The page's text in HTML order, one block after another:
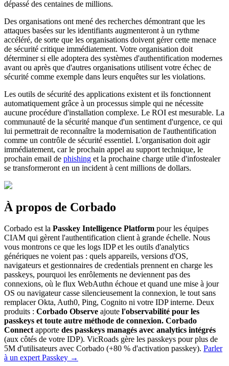
dépassé des centaines de millions.
Des organisations ont mené des recherches démontrant que les
attaques basées sur les identifiants augmenteront à un rythme
accéléré, de sorte que les organisations doivent gérer cette menace
de sécurité critique immédiatement. Votre organisation doit
déterminer si elle adoptera des systèmes d'authentification modernes
avant ou après que d'autres organisations utilisent votre échec de
sécurité comme exemple dans leurs enquêtes sur les violations.
Les outils de sécurité des applications existent et ils fonctionnent
automatiquement grâce à un processus simple qui ne nécessite
aucune procédure d'installation complexe. Le ROI est mesurable. La
communauté de la sécurité manque d'un sentiment d'urgence, ce qui
lui permettrait de reconnaître la modernisation de l'authentification
comme un contrôle de sécurité essentiel. L'organisation doit agir
immédiatement, car le prochain appel au support technique, le
prochain email de phishing et la prochaine charge utile d'infostealer
se transformeront en un incident à cent millions de dollars.
À propos de Corbado
Corbado est la Passkey Intelligence Platform pour les équipes
CIAM qui gèrent l'authentification client à grande échelle. Nous
vous montrons ce que les logs IDP et les outils d'analytics
génériques ne voient pas : quels appareils, versions d'OS,
navigateurs et gestionnaires de credentials prennent en charge les
passkeys, pourquoi les enrôlements ne deviennent pas des
connexions, où le flux WebAuthn échoue et quand une mise à jour
OS ou navigateur casse silencieusement la connexion, le tout sans
remplacer Okta, Auth0, Ping, Cognito ni votre IDP interne. Deux
produits : Corbado Observe ajoute l'observabilité pour les
passkeys et toute autre méthode de connexion. Corbado
Connectapporte des passkeys managés avec analytics intégrés
(aux côtés de votre IDP). VicRoads gère les passkeys pour plus de
5M d'utilisateurs avec Corbado (+80 % d'activation passkey). Parler
à un expert Passkey →